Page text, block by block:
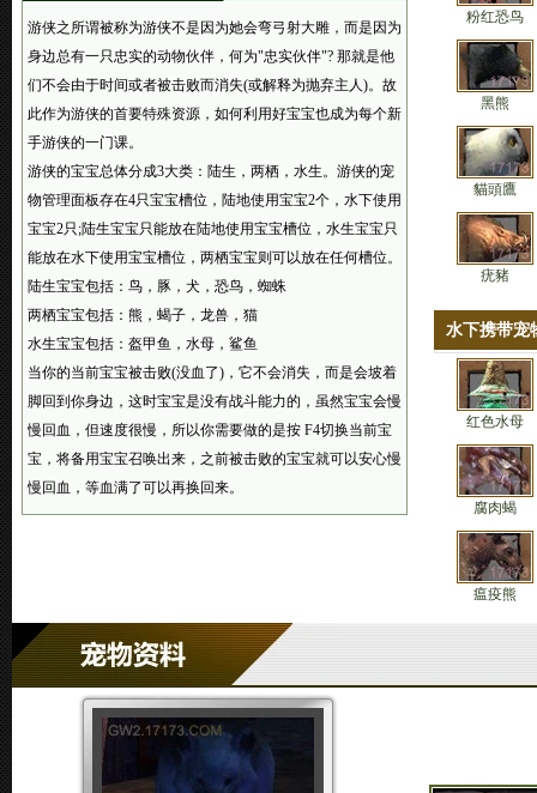
游侠之所谓被称为游侠不是因为她会弯弓射大雕，而是因为
身边总有一只忠实的动物伙伴，何为"忠实伙伴"? 那就是他
们不会由于时间或者被击败而消失(或解释为抛弃主人)。故
此作为游侠的首要特殊资源，如何利用好宝宝也成为每个新
手游侠的一门课。
游侠的宝宝总体分成3大类：陆生，两栖，水生。游侠的宠
物管理面板存在4只宝宝槽位，陆地使用宝宝2个，水下使用
宝宝2只;陆生宝宝只能放在陆地使用宝宝槽位，水生宝宝只
能放在水下使用宝宝槽位，两栖宝宝则可以放在任何槽位。
陆生宝宝包括：鸟，豚，犬，恐鸟，蜘蛛
两栖宝宝包括：熊，蝎子，龙兽，猫
水生宝宝包括：盔甲鱼，水母，鲨鱼
当你的当前宝宝被击败(没血了)，它不会消失，而是会坡着
脚回到你身边，这时宝宝是没有战斗能力的，虽然宝宝会慢
慢回血，但速度很慢，所以你需要做的是按 F4切换当前宝
宝，将备用宝宝召唤出来，之前被击败的宝宝就可以安心慢
慢回血，等血满了可以再换回来。
粉红恐鸟
黑熊
貓頭鷹
疣豬
水下携带宠
红色水母
腐肉蝎
瘟疫熊